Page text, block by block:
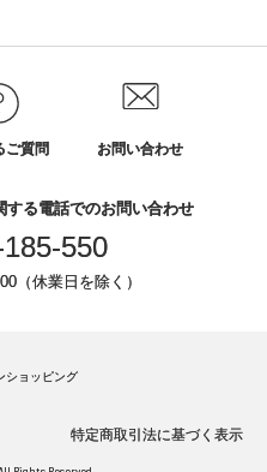
ご質問 お問い合わせ
る電話でのお問い合わせ
550
（休業日を除く）
ショッピング
特定商取引法に基づく表示